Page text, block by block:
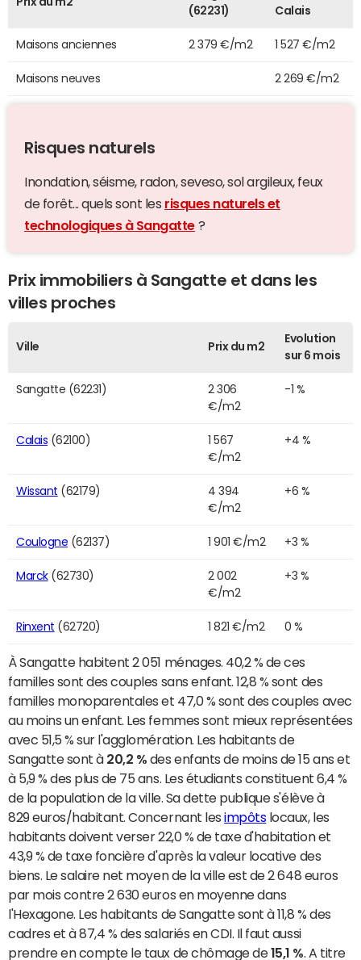
(62231) Calais
Maisons anciennes 2 379 €/m2 1 527 €/m2
Maisons neuves 2 269 €/m2
Risques naturels
Inondation, séisme, radon, seveso, sol argileux, feux
de forêt... quels sont les risques naturels et
technologiques à Sangatte ?
Prix immobiliers à Sangatte et dans les
villes proches
Ville Prix du m2
Evolution
sur 6 mois
Sangatte (62231)
2 306
€/m2
-1 %
Calais (62100)
1 567
€/m2
+4 %
Wissant (62179)
4 394
€/m2
+6 %
Coulogne (62137) 1 901 €/m2 +3 %
Marck(62730)
2 002
€/m2
+3 %
Rinxent (62720) 1 821 €/m2 0 %
À Sangatte habitent 2 051 ménages. 40,2 % de ces
familles sont des couples sans enfant. 12,8 % sont des
familles monoparentales et 47,0 % sont des couples avec
au moins un enfant. Les femmes sont mieux représentées
avec 51,5 % sur l'agglomération. Les habitants de
Sangatte sont à 20,2 % des enfants de moins de 15 ans et
à 5,9 % des plus de 75 ans. Les étudiants constituent 6,4 %
de la population de la ville. Sa dette publique s'élève à
829 euros/habitant. Concernant lesimpôtslocaux, les
habitants doivent verser 22,0 % de taxe d'habitation et
43,9 % de taxe foncière d'après la valeur locative des
biens. Le salaire net moyen de la ville est de 2 648 euros
par mois contre 2 630 euros en moyenne dans
l'Hexagone. Les habitants de Sangatte sont à 11,8 % des
cadres et à 87,4 % des salariés en CDI. Il faut aussi
prendre en compte le taux de chômage de15,1 % . A titre